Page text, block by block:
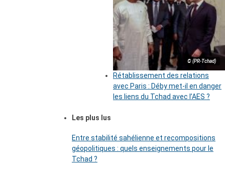
© (PR-Tchad)
Rétablissement des relations
avec Paris : Déby met-il en danger
les liens du Tchad avec l’AES ?
Les plus lus
Entre stabilité sahélienne et recompositions
géopolitiques : quels enseignements pour le
Tchad ?